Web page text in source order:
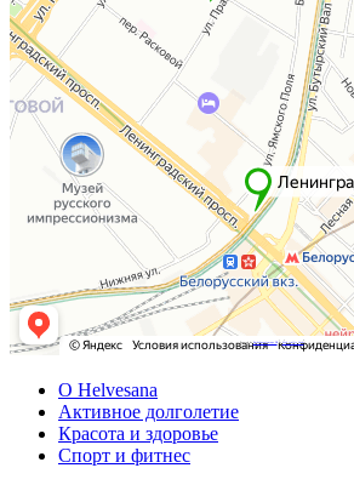
Powered by Embedgooglemaps DE& Web traffic Geeks
О Helvesana
Активное долголетие
Красота и здоровье
Спорт и фитнес